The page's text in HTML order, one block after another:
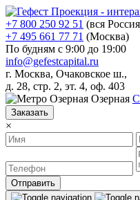
+7 800 250 92 51 (вся
+7 495 661 77 71 (Москва)
По будням с 9:00 до 19:00
info@gefestcapital.ru
г. Москва, Очаковское ш.,
д. 28, стр. 2, эт. 4, оф. 403
Озерная
Заказать
×
Отправить